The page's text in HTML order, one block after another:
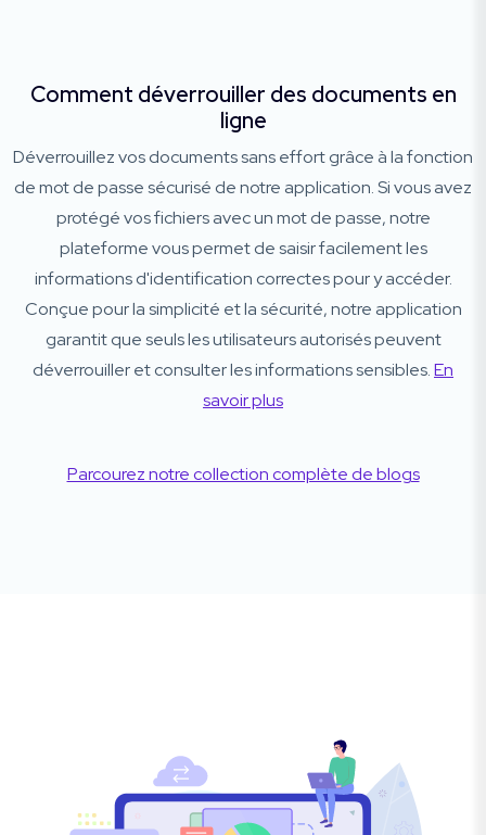
Comment déverrouiller des documents en
ligne
Déverrouillez vos documents sans effort grâce à la fonction
de mot de passe sécurisé de notre application. Si vous avez
protégé vos fichiers avec un mot de passe, notre
plateforme vous permet de saisir facilement les
informations d'identification correctes pour y accéder.
Conçue pour la simplicité et la sécurité, notre application
garantit que seuls les utilisateurs autorisés peuvent
déverrouiller et consulter les informations sensibles.En
savoir plus
Parcourez notre collection complète de blogs